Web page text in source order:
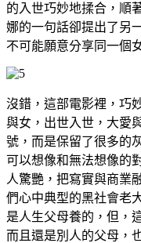
的入世巧妙地揉合，順
娜的一句話卻提出了另
不可能願意分享同一個
沒錯，這部電影裡，巧
與女，出世入世，大愛
號，而是保留了很多的
可以想像和無法想像的
人驚艷，把寫實與商業
們心中典型的黑社會老
是人生父母養的，但，
而且還是別人的父母，